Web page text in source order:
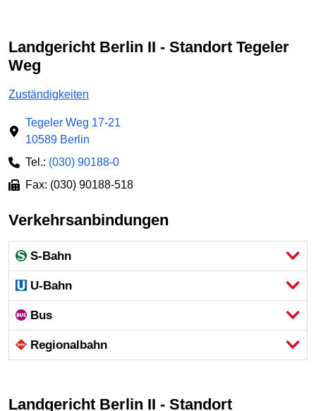
Landgericht Berlin II - Standort Tegeler
Weg
Zuständigkeiten
Tegeler Weg 17-21
10589 Berlin
Tel.: (030) 90188-0
Fax: (030) 90188-518
Verkehrsanbindungen
S-Bahn
U-Bahn
Bus
Regional­bahn
Landgericht Berlin II - Standort